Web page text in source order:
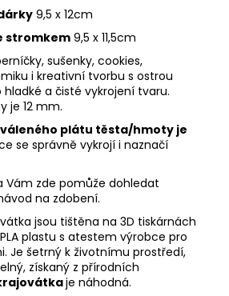
9,5 x 12cm
stromkem 9,5 x 11,5cm
sušenky, cookies,
i kreativní tvorbu s ostrou
a čisté vykrojení tvaru.
je 12 mm.
plátu těsta/hmoty je
se správně vykrojí i naznačí
Vám zde pomůže dohledat
na zdobení.
jsou tištěna na 3D tiskárnách
plastu s atestem výrobce pro
Je šetrný k životnímu prostředí,
získaný z přírodních
je náhodná.